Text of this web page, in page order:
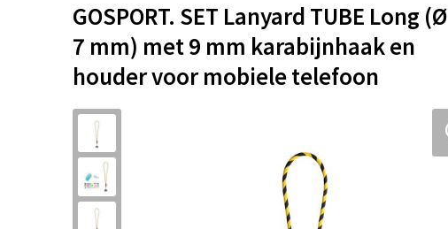
GOSPORT. SET Lanyard TUBE Long (Ø
7 mm) met 9 mm karabijnhaak en
houder voor mobiele telefoon